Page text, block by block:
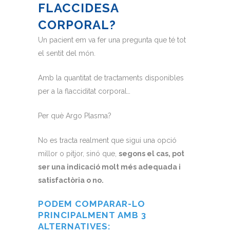
FLACCIDESA
CORPORAL?
Un pacient em va fer una pregunta que té tot
el sentit del món.
Amb la quantitat de tractaments disponibles
per a la flacciditat corporal…
Per què Argo Plasma?
No es tracta realment que sigui una opció
millor o pitjor, sinó que, segons el cas, pot
ser una indicació molt més adequada i
satisfactòria o no.
PODEM COMPARAR-LO
PRINCIPALMENT AMB 3
ALTERNATIVES: